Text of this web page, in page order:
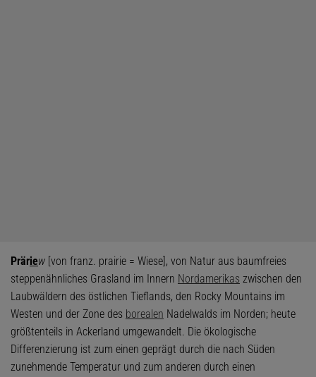
Präriew [von franz. prairie = Wiese], von Natur aus baumfreies
steppenähnliches Grasland im Innern Nordamerikas zwischen den
Laubwäldern des östlichen Tieflands, den Rocky Mountains im
Westen und der Zone des borealen Nadelwalds im Norden; heute
größtenteils in Ackerland umgewandelt. Die ökologische
Differenzierung ist zum einen geprägt durch die nach Süden
zunehmende Temperatur und zum anderen durch einen